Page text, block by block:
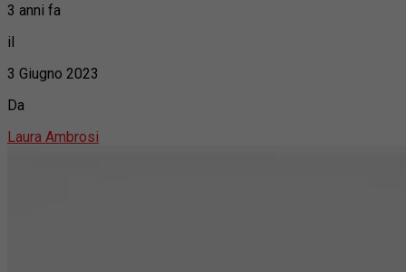
3 anni fa
il
3 Giugno 2023
Da
Laura Ambrosi